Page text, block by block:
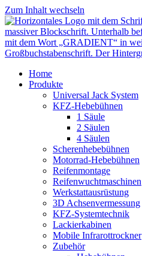
Zum Inhalt wechseln
Home
Produkte
Universal Jack System
KFZ-Hebebühnen
1 Säule
2 Säulen
4 Säulen
Scherenhebebühnen
Motorrad-Hebebühnen
Reifenmontage
Reifenwuchtmaschinen
Werkstattausrüstung
3D Achsenvermessung
KFZ-Systemtechnik
Lackierkabinen
Mobile Infrarottrockner
Zubehör